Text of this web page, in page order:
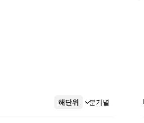
해단위 분기별
더보기